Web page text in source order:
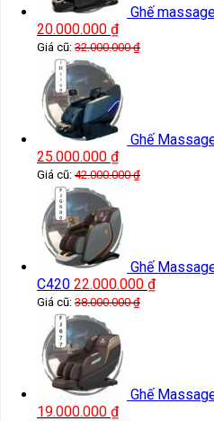
Ghế
20.000.000 ₫
Giá cũ: 32.000.000₫
Ghế
25.000.000 ₫
Giá cũ: 42.000.000₫
Ghế
C420 22.000.000 ₫
Giá cũ: 38.000.000₫
Ghế
19.000.000 ₫